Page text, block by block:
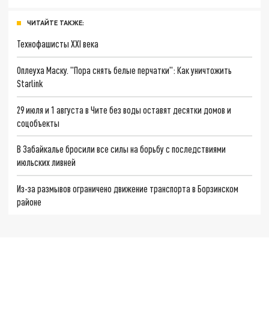
ЧИТАЙТЕ ТАКЖЕ:
Технофашисты XXI века
Оплеуха Маску. "Пора снять белые перчатки": Как уничтожить
Starlink
29 июля и 1 августа в Чите без воды оставят десятки домов и
соцобъекты
В Забайкалье бросили все силы на борьбу с последствиями
июльских ливней
Из-за размывов ограничено движение транспорта в Борзинском
районе